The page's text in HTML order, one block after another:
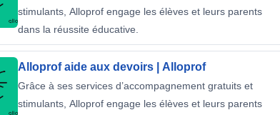
stimulants, Alloprof engage les élèves et leurs parents
dans la réussite éducative.
Alloprof aide aux devoirs | Alloprof
Grâce à ses services d’accompagnement gratuits et
stimulants, Alloprof engage les élèves et leurs parents